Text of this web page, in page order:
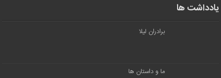
یادداشت ها
برادران لیلا
ما و داستان ها